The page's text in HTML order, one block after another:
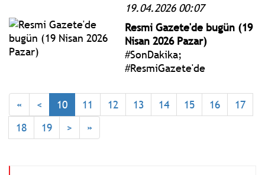
Ayser Çalık Ortaokulu'nda
meydana gelen silahlı
saldırıya ilişkin İl Milli
Eğitim Müdürü Erhan
Baydur görevden alındı.
19.04.2026 00:07
Resmi Gazete'de bugün (19
Nisan 2026 Pazar)
#SonDakika;
#ResmiGazete'de
Pazar yönetmelik, genelge
ve tebliğler
« < 10 11 12 13 14 15 16
17
18
19 > »